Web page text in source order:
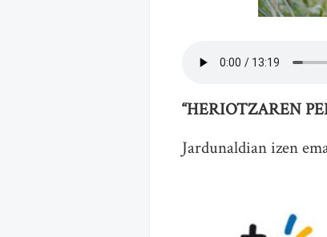
“HERIOTZAREN
Jardunaldian izen